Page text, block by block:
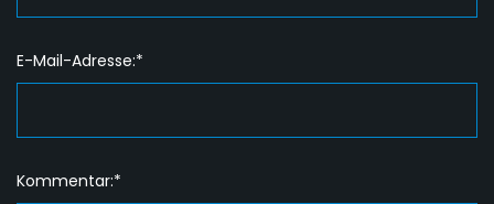
E-Mail-Adresse:*
Kommentar:*